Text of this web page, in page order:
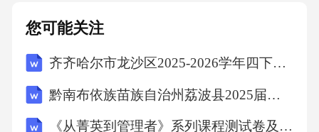
2.民间歌谣中的“山歌”主要分布在山区和农村地
区。（）
3.民间文学的社会功能主要体现在娱乐和教育方
面。（）
您可能关注
齐齐哈尔市龙沙区2025-2026学年四下数学期末考试模拟试题含答案
黔南布依族苗族自治州荔波县2025届数学四年级下学期期中联考试题含解析
《从菁英到管理者》系列课程测试卷及答案